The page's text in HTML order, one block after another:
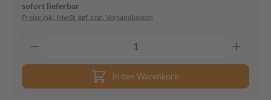
sofort lieferbar
Preise inkl. MwSt. ggf. zzgl. Versandkosten
In den Warenkorb